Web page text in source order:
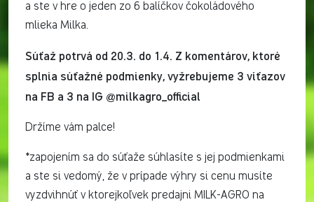
a ste v hre o jeden zo 6 balíčkov čokoládového
mlieka Milka.
Súťaž potrvá od 20.3. do 1.4. Z komentárov, ktoré
splnia súťažné podmienky, vyžrebujeme 3 víťazov
na FB a 3 na IG @milkagro_official
Držíme vám palce!
*zapojením sa do súťaže súhlasíte s jej podmienkami
a ste si vedomý, že v prípade výhry si cenu musíte
vyzdvihnúť v ktorejkoľvek predajni MILK-AGRO na